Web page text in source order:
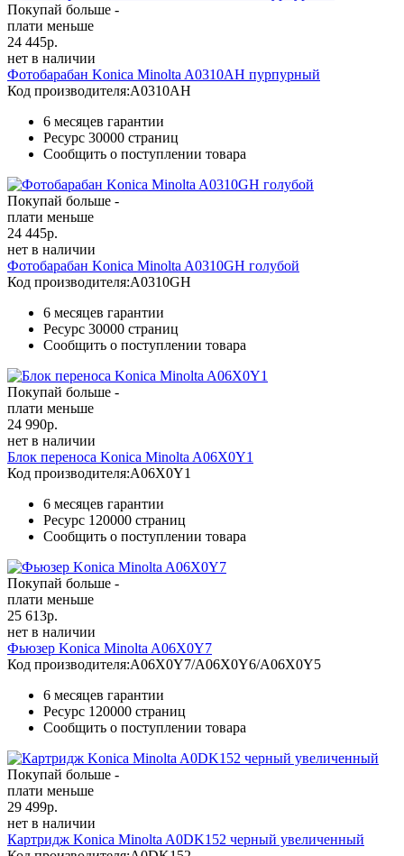
Покупай больше -
плати меньше
24 445р.
нет в наличии
Фотобарабан Konica Minolta A0310AH пурпурный
Код производителя:A0310AH
6 месяцев гарантии
Ресурс 30000 страниц
Сообщить о поступлении товара
Покупай больше -
плати меньше
24 445р.
нет в наличии
Фотобарабан Konica Minolta A0310GH голубой
Код производителя:A0310GH
6 месяцев гарантии
Ресурс 30000 страниц
Сообщить о поступлении товара
Покупай больше -
плати меньше
24 990р.
нет в наличии
Блок переноса Konica Minolta A06X0Y1
Код производителя:A06X0Y1
6 месяцев гарантии
Ресурс 120000 страниц
Сообщить о поступлении товара
Покупай больше -
плати меньше
25 613р.
нет в наличии
Фьюзер Konica Minolta A06X0Y7
Код производителя:A06X0Y7/A06X0Y6/A06X0Y5
6 месяцев гарантии
Ресурс 120000 страниц
Сообщить о поступлении товара
Покупай больше -
плати меньше
29 499р.
нет в наличии
Картридж Konica Minolta A0DK152 черный увеличенный